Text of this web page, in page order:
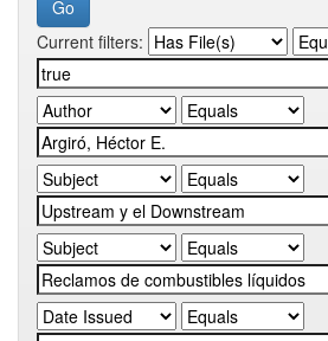
Current filters: